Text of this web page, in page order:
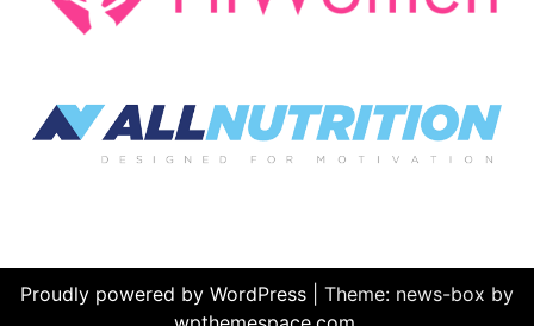
Proudly powered by WordPress
Theme: news-box by